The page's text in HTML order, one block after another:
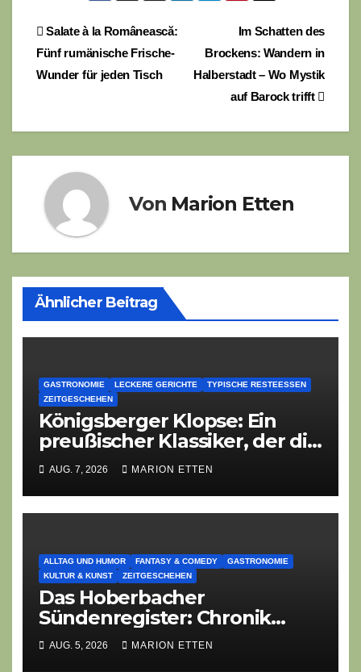
BeitragsnavigationIm Schatten des
Brockens: Wandern in
Halberstadt – Wo Mystik
auf Barock trifft
Salate à la Românească:
Fünf rumänische Frische-
Wunder für jeden Tisch
Von Marion Etten
Ähnlicher Beitrag
GASTRONOMIE LECKERE GERICHTE
TYPISCHE RESTEESSEN
ZEITGESCHEHEN
Königsberger Klopse: Ein
preußischer Klassiker, der die
Zeiten überdauert
AUG. 7, 2026 MARION ETTEN
ALLTAG UND HUMOR FANTASY & COMEDY
GASTRONOMIE
KULTUR & KUNST
ZEITGESCHEHEN
Das Hoberbacher
Sündenregister: Chronik
eines angekündigten
Dorffest-Debakels
AUG. 5, 2026 MARION ETTEN